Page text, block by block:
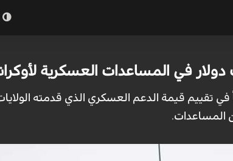
تقييم قيمة الدعم العسكري الذي قدمته الولايات